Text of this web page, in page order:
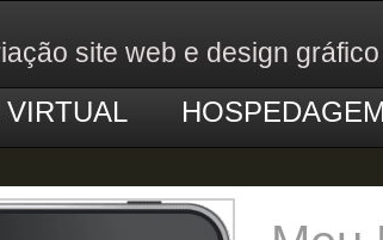
site web e design gráfico
VIRTUAL HOSPEDAGEM